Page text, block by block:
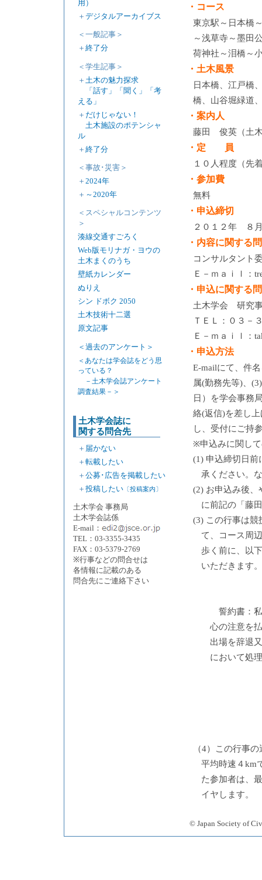
用）
＋ デジタルアーカイブス
＜一般記事＞
＋ 終了分
＜学生記事＞
＋ 土木の魅力探求
「話す」「聞く」「考
える」
＋ だけじゃない！
土木施設のポテンシャ
ル
＋ 終了分
＜事故･災害＞
＋ 2024年
＋ ～2020年
＜スペシャルコンテンツ
＞
湊線交通すごろく
Web版モリナガ・ヨウの
土木まくのうち
壁紙カレンダー
ぬりえ
シン ドボク 2050
土木技術十二選
原文記事
＜過去のアンケート＞
＜あなたは学会誌をどう思
っている？
－土木学会誌アンケート
調査結果－＞
土木学会誌に
関する問合先
＋ 届かない
＋ 転載したい
＋ 公募･広告を掲載したい
＋ 投稿したい 〔投稿案内〕
土木学会 事務局
土木学会誌係
E-mail：
TEL：03-3355-3435
FAX：03-5379-2769
※行事などの問合せは
各情報に記載のある
問合先にご連絡下さい
・コース
東京駅～日本橋
～浅草寺～墨田
荷神社～泪橋～
・土木風景
日本橋、江戸橋
橋、山谷堀緑道
・案内人
藤田 俊英（土木
・定 員
１０人程度（先
・参加費
無料
・申込締切
２０１２年 ８
・内容に関する
コンサルタント
Ｅ－ｍａｉｌ：
・申込に関する
土木学会 研究
ＴＥＬ：０３－
Ｅ－ｍａｉｌ：
・申込方法
E-mailにて、件
属(勤務先等)、
日）を学会事務
絡(返信)を差し
し、受付にご持
※申込みに関し
(1) 申込締切日前
承ください。
(2) お申込み後、
に前記の「藤
(3) この行事は競
て、コース周
歩く前に、以
いただきます
誓約書：
心の注意を
出場を辞退
において処
（4）この行事
平均時速４km
た参加者は、
イヤします。
© Japan Society of